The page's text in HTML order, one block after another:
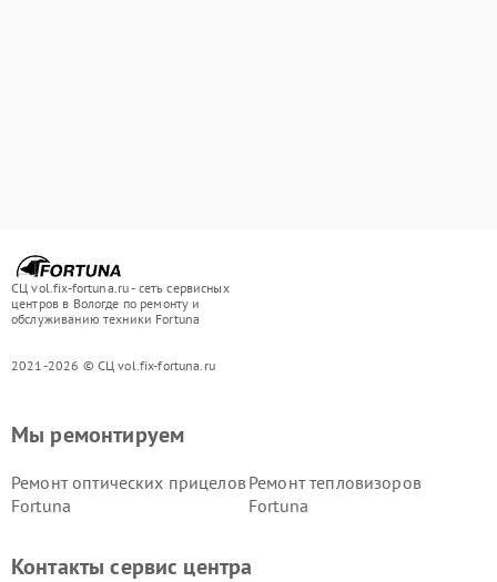
СЦ vol.fix-fortuna.ru - сеть сервисных
центров в Вологде по ремонту и
обслуживанию техники Fortuna
2021-2026 © СЦ vol.fix-fortuna.ru
Мы ремонтируем
Ремонт оптических прицелов
Fortuna
Ремонт тепловизоров
Fortuna
Контакты сервис центра